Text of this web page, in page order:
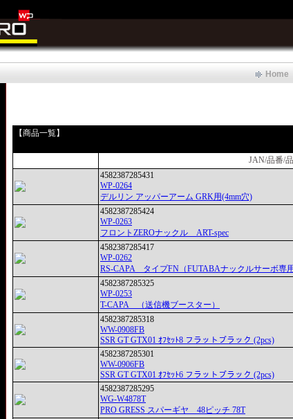
Home
【商品一覧】
JAN/品番/
4582387285431
WP-0264
デルリン アッパーアーム GRK用(4mm穴)
4582387285424
WP-0263
フロントZEROナックル ART-spec
4582387285417
WP-0262
RS-CAPA タイプFN（FUTABAナックルサーボ専用
4582387285325
WP-0253
T-CAPA （送信機ブースター）
4582387285318
WW-0908FB
SSR GT GTX01 ｵﾌｾｯﾄ8 フラットブラック (2pcs)
4582387285301
WW-0906FB
SSR GT GTX01 ｵﾌｾｯﾄ6 フラットブラック (2pcs)
4582387285295
WG-W4878T
PRO GRESS スパーギヤ 48ピッチ 78T